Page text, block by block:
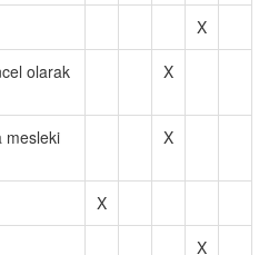
X
olarak
X
mesleki
X
X
X